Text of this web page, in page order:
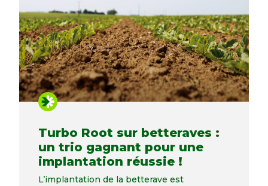
Turbo Root sur betteraves :
un trio gagnant pour une
implantation réussie !
L’implantation de la betterave est